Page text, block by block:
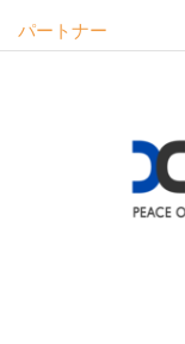
パートナー